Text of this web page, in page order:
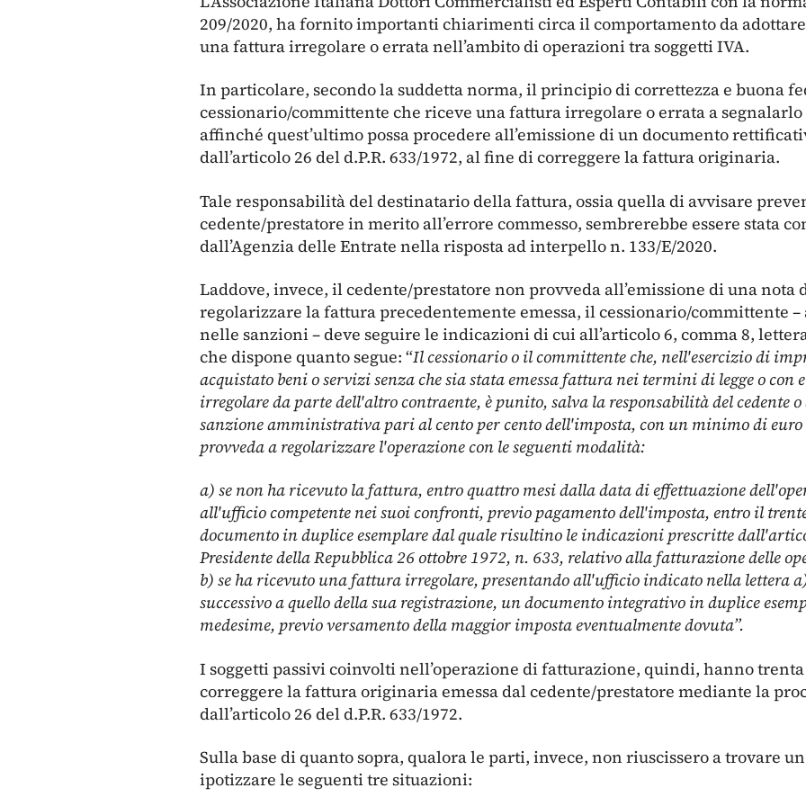
209/2020, ha fornito importanti chiarimenti circa il comportamento da
una fattura irregolare o errata nell’ambito di operazioni tra soggetti IVA.
In particolare, secondo la suddetta norma, il principio di correttezza e buona
cessionario/committente che riceve una fattura irregolare o errata a
affinché quest’ultimo possa procedere all’emissione di un documento
dall’articolo 26 del d.P.R. 633/1972, al fine di correggere la fattura originaria.
Tale responsabilità del destinatario della fattura, ossia quella di avvisare
cedente/prestatore in merito all’errore commesso, sembrerebbe essere stata
dall’Agenzia delle Entrate nella risposta ad interpello n. 133/E/2020.
Laddove, invece, il cedente/prestatore non provveda all’emissione di una
regolarizzare la fattura precedentemente emessa, il cessionario/committente
nelle sanzioni – deve seguire le indicazioni di cui all’articolo 6, comma 8,
che dispone quanto segue: “Il cessionario o il committente che, nell'esercizio di
acquistato beni o servizi senza che sia stata emessa fattura nei termini di legge o con
irregolare da parte dell'altro contraente, è punito, salva la responsabilità del cedente
sanzione amministrativa pari al cento per cento dell'imposta, con un minimo di euro
provveda a regolarizzare l'operazione con le seguenti modalità:
a) se non ha ricevuto la fattura, entro quattro mesi dalla data di effettuazione
all'ufficio competente nei suoi confronti, previo pagamento dell'imposta, entro il
documento in duplice esemplare dal quale risultino le indicazioni prescritte
Presidente della Repubblica 26 ottobre 1972, n. 633, relativo alla fatturazione delle
b) se ha ricevuto una fattura irregolare, presentando all'ufficio indicato nella lettera
successivo a quello della sua registrazione, un documento integrativo in duplice
medesime, previo versamento della maggior imposta eventualmente dovuta”.
I soggetti passivi coinvolti nell’operazione di fatturazione, quindi, hanno
correggere la fattura originaria emessa dal cedente/prestatore mediante la
dall’articolo 26 del d.P.R. 633/1972.
Sulla base di quanto sopra, qualora le parti, invece, non riuscissero a trovare
ipotizzare le seguenti tre situazioni: